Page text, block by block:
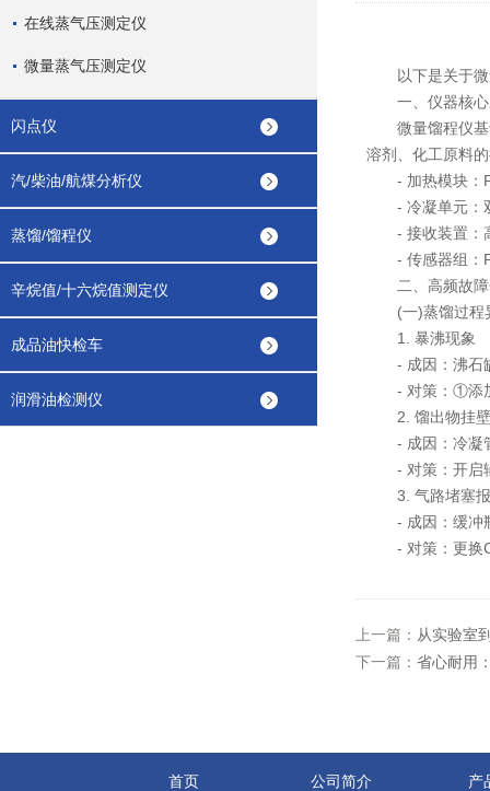
在线蒸气压测定仪
微量蒸气压测定仪
闪点仪
汽/柴油/航煤分析仪
蒸馏/馏程仪
辛烷值/十六烷值测定仪
成品油快检车
润滑油检测仪
以下是关于微
一、仪器核心
微量馏程仪基
溶剂、化工原料
- 加热模块：
- 冷凝单元：
- 接收装置：
- 传感器组：
二、高频故障
(一)蒸馏过程
1. 暴沸现象
- 成因：沸石缺
- 对策：①添加
2. 馏出物挂壁
- 成因：冷凝管
- 对策：开启辅
3. 气路堵塞
- 成因：缓冲瓶
- 对策：更换
上一篇： 从实验室
下一篇： 省心耐用
首页 公司简介 产